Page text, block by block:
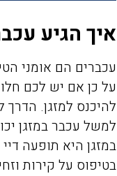
איך הגיע
עכברים הם אומני
על כן אם יש לכם
להיכנס למזגן. הדרך
למשל עכבר במזגן
במזגן היא תופעה
בטיפוס על קירות